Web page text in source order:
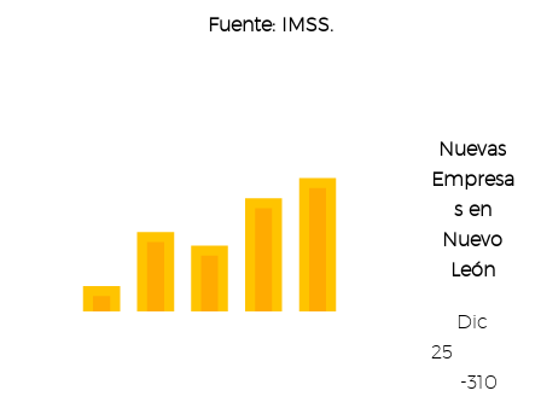
Fuente: IMSS.
Nuevas
Empresa
s en
Nuevo
León
Dic
25
-310